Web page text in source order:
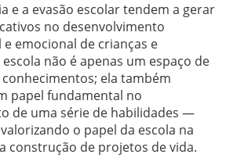
e a evasão escolar tendem a gerar
no desenvolvimento
emocional de crianças e
não é apenas um espaço de
ela também
papel fundamental no
de uma série de habilidades —
o papel da escola na
construção de projetos de vida.